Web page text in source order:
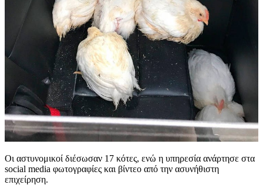
Οι αστυνομικοί διέσωσαν 17 κότες, ενώ η υπηρεσία ανάρτησε στα
social media φωτογραφίες και βίντεο από την ασυνήθιστη
επιχείρηση.